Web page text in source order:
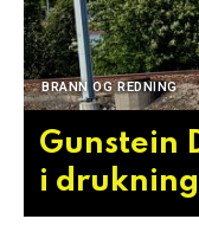
BRANN OG REDNING
Gunstein
i